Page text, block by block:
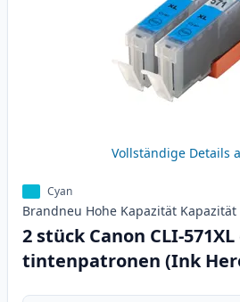
Vollständige Details
Cyan
Brandneu Hohe Kapazität Kapazität
2 stück Canon CLI-571XL
tintenpatronen (Ink